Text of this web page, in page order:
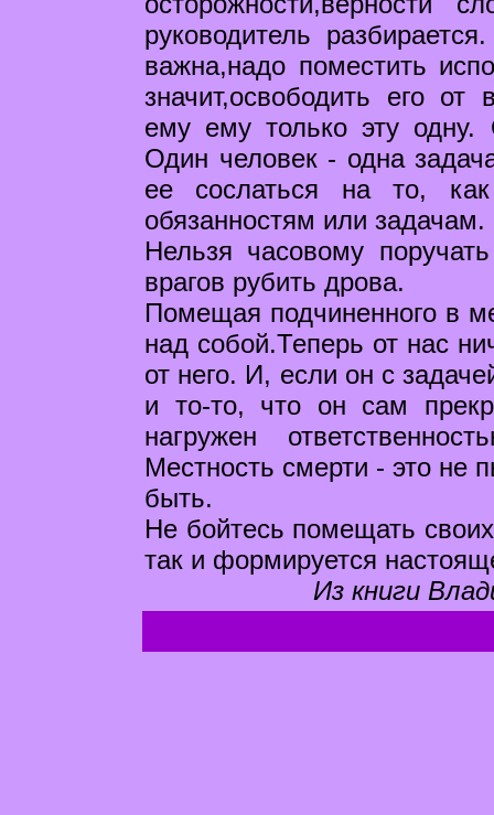
руководитель
важна,надо поместить
значит,освободить его от
ему ему только эту одну.
Один человек - одна
ее сослаться на то,
обязанностям или задачам.
Нельзя часовому
врагов рубить дрова.
Помещая подчиненного в
над собой.Теперь от нас
от него. И, если он с
и то-то, что он сам
нагружен
Местность смерти - это
быть.
Не бойтесь помещать
так и формируется
Из книги